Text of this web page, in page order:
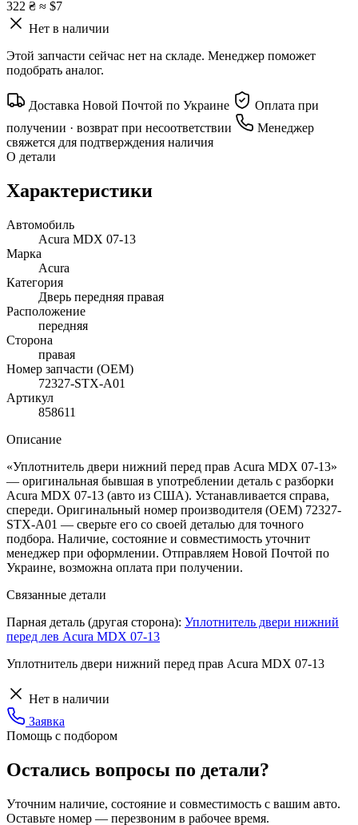
322 ₴ ≈ $7
Нет в наличии
Этой запчасти сейчас нет на складе. Менеджер поможет
подобрать аналог.
Доставка Новой Почтой по Украине
Оплата при
получении · возврат при несоответствии
Менеджер
свяжется для подтверждения наличия
О детали
Характеристики
Автомобиль
Acura MDX 07-13
Марка
Acura
Категория
Дверь передняя правая
Расположение
передняя
Сторона
правая
Номер запчасти (OEM)
72327-STX-A01
Артикул
858611
Описание
«Уплотнитель двери нижний перед прав Acura MDX 07-13»
— оригинальная бывшая в употреблении деталь с разборки
Acura MDX 07-13 (авто из США). Устанавливается справа,
спереди. Оригинальный номер производителя (OEM) 72327-
STX-A01 — сверьте его со своей деталью для точного
подбора. Наличие, состояние и совместимость уточнит
менеджер при оформлении. Отправляем Новой Почтой по
Украине, возможна оплата при получении.
Связанные детали
Парная деталь (другая сторона): Уплотнитель двери нижний
перед лев Acura MDX 07-13
Уплотнитель двери нижний перед прав Acura MDX 07-13
Нет в наличии
Заявка
Помощь с подбором
Остались вопросы по детали?
Уточним наличие, состояние и совместимость с вашим авто.
Оставьте номер — перезвоним в рабочее время.